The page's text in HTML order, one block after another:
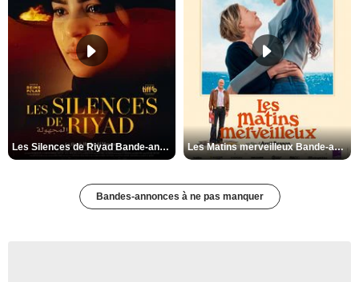
Les Silences de Riyad Bande-annonce VO STFR Les Matins merveilleux Bande-annonce VF
Bandes-annonces à ne pas manquer